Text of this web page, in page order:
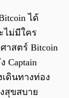
ได้
ไม่มีใคร
าสตร์ Bitcoin
Captain
ดินทางท่อง
สุขสบาย